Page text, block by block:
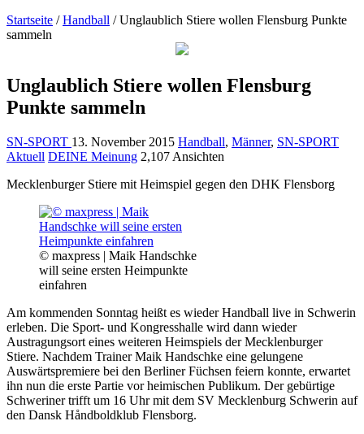
Startseite / Handball / Unglaublich Stiere wollen Flensburg Punkte
sammeln
Unglaublich Stiere wollen Flensburg
Punkte sammeln
SN-SPORT 13. November 2015 Handball, Männer, SN-SPORT
Aktuell DEINE Meinung 2,107 Ansichten
Mecklenburger Stiere mit Heimspiel gegen den DHK Flensborg
© maxpress | Maik Handschke
will seine ersten Heimpunkte
einfahren
Am kommenden Sonntag heißt es wieder Handball live in Schwerin
erleben. Die Sport- und Kongresshalle wird dann wieder
Austragungsort eines weiteren Heimspiels der Mecklenburger
Stiere. Nachdem Trainer Maik Handschke eine gelungene
Auswärtspremiere bei den Berliner Füchsen feiern konnte, erwartet
ihn nun die erste Partie vor heimischen Publikum. Der gebürtige
Schweriner trifft um 16 Uhr mit dem SV Mecklenburg Schwerin auf
den Dansk Håndboldklub Flensborg.